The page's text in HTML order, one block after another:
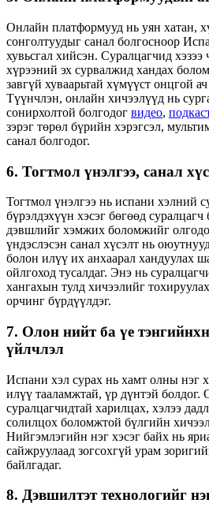
Онлайн платформууд нь уян хатан,
сонголтуудыг санал болгосноор
хувьсгал хийсэн. Суралцагчид хэзээ
хүрээний эх сурвалжид хандах
завгүй хуваарьтай хүмүүст онцгой
Түүнчлэн, онлайн хичээлүүд нь
сонирхолтой болгодог видео,
зэрэг төрөл бүрийн хэрэгсэл,
санал болгодог.
6. Тогтмол үнэлгээ, санал
Тогтмол үнэлгээ нь испани хэлний
бүрэлдэхүүн хэсэг бөгөөд
дэвшлийг хэмжих боломжийг
үндэслэсэн санал хүсэлт нь
болон илүү их анхаарал хандуулах
ойлгоход тусалдаг. Энэ нь
хангахын тулд хичээлийг
орчинг бүрдүүлдэг.
7. Олон нийт ба үе
үйлчлэл
Испани хэл сурах нь хамт олны нэг
илүү тааламжтай, үр дүнтэй болдог.
суралцагчидтай харилцах, хэлээ
солилцох боломжтой бүлгийн
Нийгэмлэгийн нэг хэсэг байх нь
сайжруулаад зогсохгүй урам
байлгадаг.
8. Дэвшилтэт технологийг